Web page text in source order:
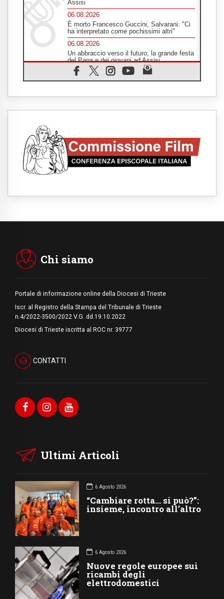
Assisi
06.08.2026
È morto Francesco Guccini, Salvarani: "Ci
ha interpretato come pochissimi altri"
06.08.2026
Un abbraccio verso il futuro, la grande festa
del Papa e dei giovani ad Assisi
06.08.2026
Il grazie dei giovani al Papa: "Oggi ci
Leone XIV: la rivoluzione del Vangelo
06.08.2026
Fra Marco Vianelli: alla scuola di san
Francesco per imparare il Vangelo della
pace
Chi siamo
Portale di informazione online della Diocesi di Trieste
Iscr. al Registro della Stampa del Tribunale di Trieste
n.4/2022-3500/2022 V.G. dd.19.10.2022
Diocesi di Trieste iscritta al ROC nr. 39777
CONTATTI
Ultimi Articoli
6 Agosto 2026
“Cambiare rotta… si può?”:
insieme, incontro all’altro
6 Agosto 2026
Nuove regole europee sui
ricambi degli
elettrodomestici